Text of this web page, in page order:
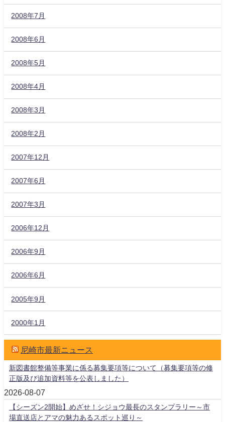
2008年7月
2008年6月
2008年5月
2008年4月
2008年3月
2008年2月
2007年12月
2007年6月
2007年3月
2006年12月
2006年9月
2006年6月
2005年9月
2000年1月
尼崎市最新ニュース
新図書館整備等事業に係る募集要項等について（募集要項等の修
正版及び追加資料等を公表しました）
2026-08-07
【シーズン2開始】めざせ！シジョウ最長のスタンプラリー～市
場直送店とアマの魅力あるスポット巡り～